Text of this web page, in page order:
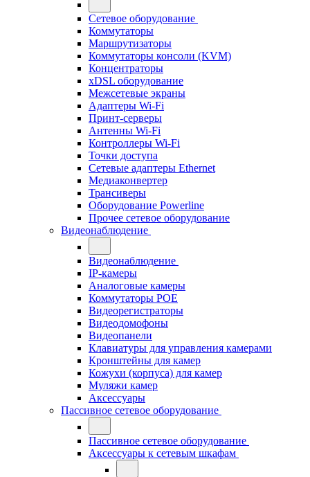
Сетевое оборудование
Коммутаторы
Маршрутизаторы
Коммутаторы консоли (KVM)
Концентраторы
xDSL оборудование
Межсетевые экраны
Адаптеры Wi-Fi
Принт-серверы
Антенны Wi-Fi
Контроллеры Wi-Fi
Точки доступа
Сетевые адаптеры Ethernet
Медиаконвертер
Трансиверы
Оборудование Powerline
Прочее сетевое оборудование
Видеонаблюдение
Видеонаблюдение
IP-камеры
Аналоговые камеры
Коммутаторы POE
Видеорегистраторы
Видеодомофоны
Видеопанели
Клавиатуры для управления камерами
Кронштейны для камер
Кожухи (корпуса) для камер
Муляжи камер
Аксессуары
Пассивное сетевое оборудование
Пассивное сетевое оборудование
Аксессуары к сетевым шкафам